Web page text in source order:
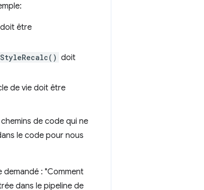
être
doit
de vie doit être
de code qui ne
le code pour nous
demandé : "Comment
dans le pipeline de